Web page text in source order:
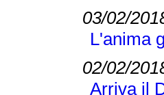
03/02/
L'anima
02/02/
Arriva il